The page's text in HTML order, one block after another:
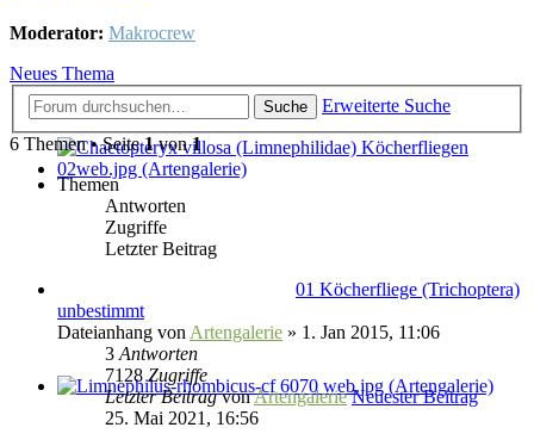
Moderator: Makrocrew
Neues Thema
Suche
Erweiterte Suche
6 Themen • Seite1von1
Themen
Antworten
Zugriffe
Letzter Beitrag
01 Köcherfliege (Trichoptera)
unbestimmt
Dateianhang von Artengalerie » 1. Jan 2015, 11:06
3 Antworten
7128Zugriffe
Letzter BeitragvonArtengalerie Neuester Beitrag
25. Mai 2021, 16:56